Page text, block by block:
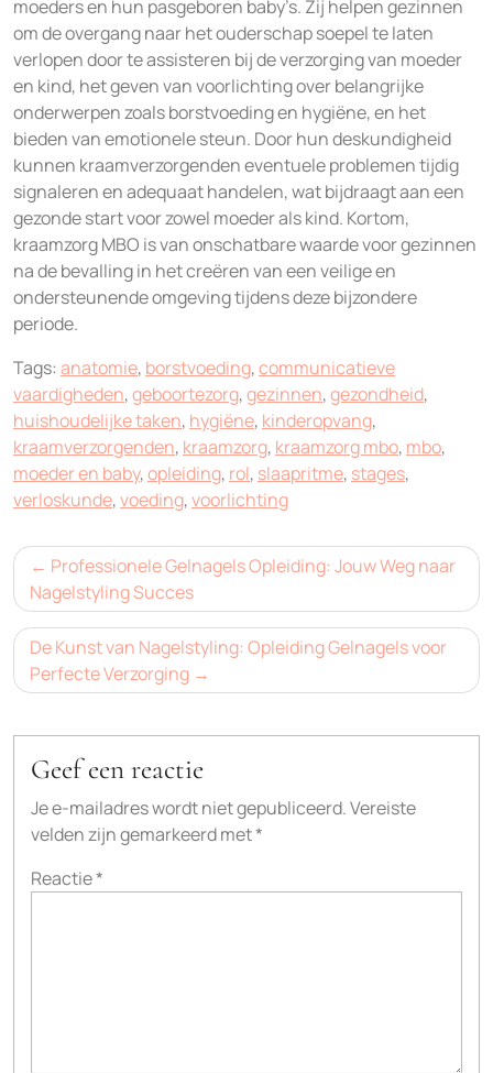
moeders en hun pasgeboren baby’s. Zij helpen gezinnen
om de overgang naar het ouderschap soepel te laten
verlopen door te assisteren bij de verzorging van moeder
en kind, het geven van voorlichting over belangrijke
onderwerpen zoals borstvoeding en hygiëne, en het
bieden van emotionele steun. Door hun deskundigheid
kunnen kraamverzorgenden eventuele problemen tijdig
signaleren en adequaat handelen, wat bijdraagt aan een
gezonde start voor zowel moeder als kind. Kortom,
kraamzorg MBO is van onschatbare waarde voor gezinnen
na de bevalling in het creëren van een veilige en
ondersteunende omgeving tijdens deze bijzondere
periode.
Tags: anatomie, borstvoeding,communicatieve
vaardigheden,geboortezorg,gezinnen,gezondheid,
huishoudelijke taken, hygiëne, kinderopvang,
kraamverzorgenden, kraamzorg, kraamzorg mbo, mbo,
moeder en baby,opleiding, rol, slaapritme, stages,
verloskunde,voeding,voorlichting
Bericht
navigatie
Professionele Gelnagels Opleiding: Jouw Weg naar
Nagelstyling Succes
De Kunst van Nagelstyling: Opleiding Gelnagels voor
Perfecte Verzorging
Geef een reactie
Je e-mailadres wordt niet gepubliceerd.Vereiste
velden zijn gemarkeerd met*
Reactie*